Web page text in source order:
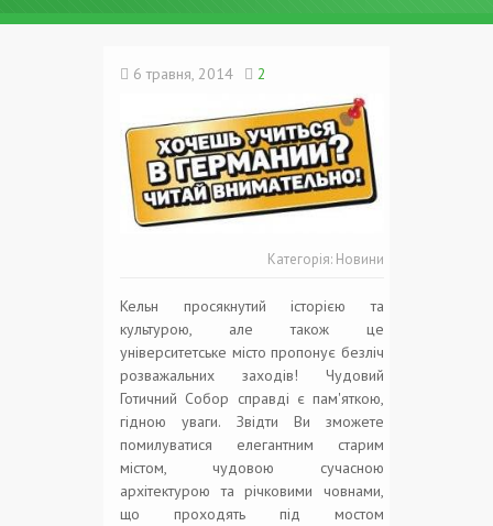
6 травня, 2014 2
Категорія: Новини
Кельн просякнутий історією та
культурою, але також це
університетське місто пропонує безліч
розважальних заходів! Чудовий
Готичний Собор справді є пам'яткою,
гідною уваги. Звідти Ви зможете
помилуватися елегантним старим
містом, чудовою сучасною
архітектурою та річковими човнами,
що проходять під мостом